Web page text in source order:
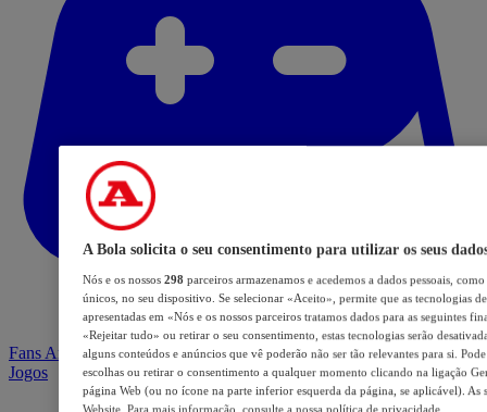
Fans Arena
Jogos
A Bola solicita o seu consentimento para utilizar os seus
Nós e os nossos 298 parceiros armazenamos e acedemos a dados pessoais,
únicos, no seu dispositivo. Se selecionar «Aceito», permite que as tecnologias
apresentadas em «Nós e os nossos parceiros tratamos dados para as seguintes
«Rejeitar tudo» ou retirar o seu consentimento, estas tecnologias serão
alguns conteúdos e anúncios que vê poderão não ser tão relevantes para si.
escolhas ou retirar o consentimento a qualquer momento clicando na ligação
página Web (ou no ícone na parte inferior esquerda da página, se aplicável). As
Website. Para mais informação, consulte a nossa política de privacidade.